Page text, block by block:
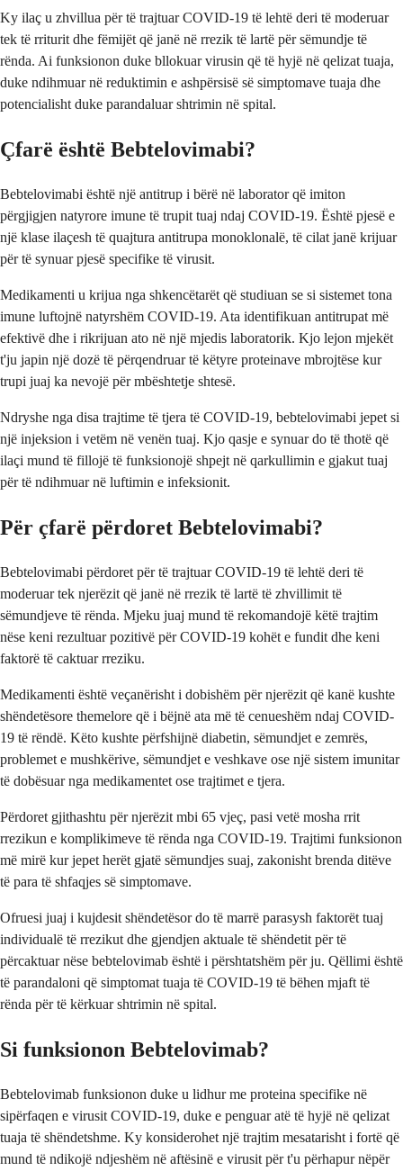
Ky ilaç u zhvillua për të trajtuar COVID-19 të lehtë deri të moderuar
tek të rriturit dhe fëmijët që janë në rrezik të lartë për sëmundje të
rënda. Ai funksionon duke bllokuar virusin që të hyjë në qelizat tuaja,
duke ndihmuar në reduktimin e ashpërsisë së simptomave tuaja dhe
potencialisht duke parandaluar shtrimin në spital.
Çfarë është Bebtelovimabi?
Bebtelovimabi është një antitrup i bërë në laborator që imiton
përgjigjen natyrore imune të trupit tuaj ndaj COVID-19. Është pjesë e
një klase ilaçesh të quajtura antitrupa monoklonalë, të cilat janë krijuar
për të synuar pjesë specifike të virusit.
Medikamenti u krijua nga shkencëtarët që studiuan se si sistemet tona
imune luftojnë natyrshëm COVID-19. Ata identifikuan antitrupat më
efektivë dhe i rikrijuan ato në një mjedis laboratorik. Kjo lejon mjekët
t'ju japin një dozë të përqendruar të këtyre proteinave mbrojtëse kur
trupi juaj ka nevojë për mbështetje shtesë.
Ndryshe nga disa trajtime të tjera të COVID-19, bebtelovimabi jepet si
një injeksion i vetëm në venën tuaj. Kjo qasje e synuar do të thotë që
ilaçi mund të fillojë të funksionojë shpejt në qarkullimin e gjakut tuaj
për të ndihmuar në luftimin e infeksionit.
Për çfarë përdoret Bebtelovimabi?
Bebtelovimabi përdoret për të trajtuar COVID-19 të lehtë deri të
moderuar tek njerëzit që janë në rrezik të lartë të zhvillimit të
sëmundjeve të rënda. Mjeku juaj mund të rekomandojë këtë trajtim
nëse keni rezultuar pozitivë për COVID-19 kohët e fundit dhe keni
faktorë të caktuar rreziku.
Medikamenti është veçanërisht i dobishëm për njerëzit që kanë kushte
shëndetësore themelore që i bëjnë ata më të cenueshëm ndaj COVID-
19 të rëndë. Këto kushte përfshijnë diabetin, sëmundjet e zemrës,
problemet e mushkërive, sëmundjet e veshkave ose një sistem imunitar
të dobësuar nga medikamentet ose trajtimet e tjera.
Përdoret gjithashtu për njerëzit mbi 65 vjeç, pasi vetë mosha rrit
rrezikun e komplikimeve të rënda nga COVID-19. Trajtimi funksionon
më mirë kur jepet herët gjatë sëmundjes suaj, zakonisht brenda ditëve
të para të shfaqjes së simptomave.
Ofruesi juaj i kujdesit shëndetësor do të marrë parasysh faktorët tuaj
individualë të rrezikut dhe gjendjen aktuale të shëndetit për të
përcaktuar nëse bebtelovimab është i përshtatshëm për ju. Qëllimi është
të parandaloni që simptomat tuaja të COVID-19 të bëhen mjaft të
rënda për të kërkuar shtrimin në spital.
Si funksionon Bebtelovimab?
Bebtelovimab funksionon duke u lidhur me proteina specifike në
sipërfaqen e virusit COVID-19, duke e penguar atë të hyjë në qelizat
tuaja të shëndetshme. Ky konsiderohet një trajtim mesatarisht i fortë që
mund të ndikojë ndjeshëm në aftësinë e virusit për t'u përhapur nëpër